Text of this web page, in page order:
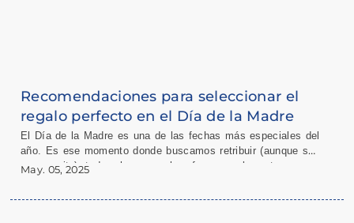
Recomendaciones para seleccionar el
regalo perfecto en el Día de la Madre
El Día de la Madre es una de las fechas más especiales del
año. Es ese momento donde buscamos retribuir (aunque sea
un poquito) todo el amor, el esfuerzo y la entrega que
May. 05, 2025